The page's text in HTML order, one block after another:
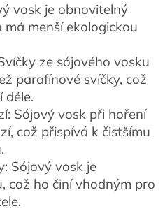
vosk je obnovitelný
menší ekologickou
ze sójového vosku
parafínové svíčky, což
déle.
Sójový vosk při hoření
což přispívá k čistšímu
Sójový vosk je
což ho činí vhodným pro